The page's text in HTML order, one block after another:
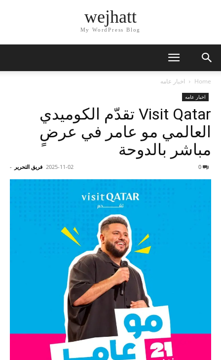
wejhatt
My WordPress Blog
Home اخبار عامه
اخبار عامه
Visit Qatar تقدّم الكوميدي
العالمي مو عامر في عرضٍ
مباشر بالدوحة
فريق التحرير - 2025-11-02